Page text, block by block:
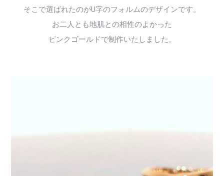
そこで選ばれたのがU字のフォルムのデザインです。
お二人とも地肌との相性のよかった
ピンクゴールドで制作いたしました。